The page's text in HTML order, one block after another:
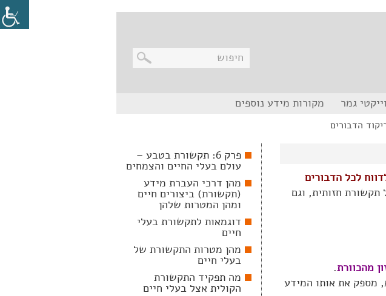
גמר מקורות מידע נוספים
הדבורים
לכל הדבורים
תקשורת חזותית, וגם
מהכוורת.
מספק את אותו המידע
פרק 6: תקשורת בטבע –
עולם בעלי החיים והצמחים
מהן דרכי העברת מידע
(תקשורת) ביצורים חיים
ומהן המטרות שלהן
דוגמאות לתקשורת בעלי
חיים
מהן מטרות התקשורת של
בעלי חיים
מה תפקיד התקשורת
הקולית אצל בעלי חיים